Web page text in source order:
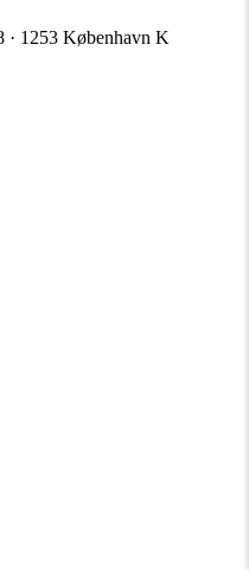
· 1253 København K